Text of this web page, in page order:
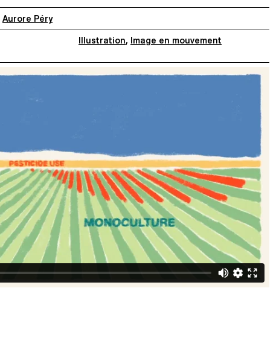
Aurore Péry
Illustration, Image en mouvement